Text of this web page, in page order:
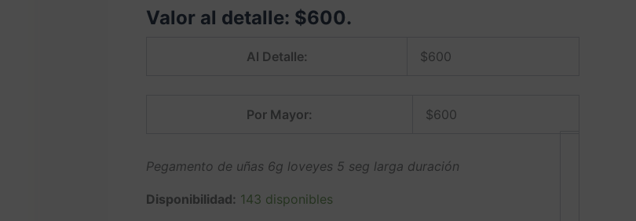
Valor al detalle: $600.
Al Detalle: $600
Por Mayor: $600
Pegamento de uñas 6g loveyes 5 seg larga duración
Disponibilidad: 143 disponibles
ml.